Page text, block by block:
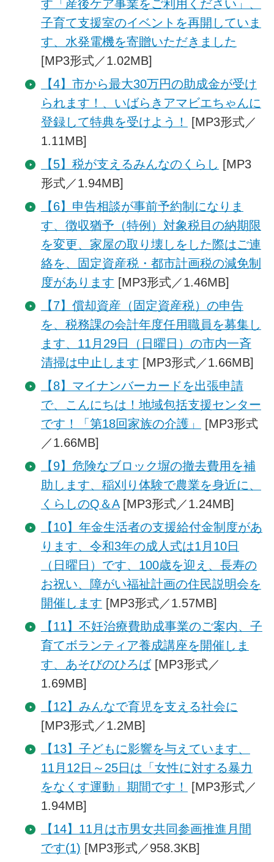
す「産後ケア事業をご利用ください」、
子育て支援室のイベントを再開していま
す、水発電機を寄贈いただきました
[MP3形式／1.02MB]
【4】市から最大30万円の助成金が受け
られます！、いばらきアマビエちゃんに
登録して特典を受けよう！
[MP3形式／
1.11MB]
【5】税が支えるみんなのくらし [MP3
形式／1.94MB]
【6】申告相談が事前予約制になりま
す、徴収猶予（特例）対象税目の納期限
を変更、家屋の取り壊しをした際はご連
絡を、固定資産税・都市計画税の減免制
度があります [MP3形式／1.46MB]
【7】償却資産（固定資産税）の申告
を、税務課の会計年度任用職員を募集し
ます、11月29日（日曜日）の市内一斉
清掃は中止します [MP3形式／1.66MB]
【8】マイナンバーカードを出張申請
で、こんにちは！地域包括支援センター
です！「第18回家族の介護」
[MP3形式
／1.66MB]
【9】危険なブロック塀の撤去費用を補
助します、稲刈り体験で農業を身近に、
くらしのQ＆A[MP3形式／1.24MB]
【10】年金生活者の支援給付金制度があ
ります、令和3年の成人式は1月10日
（日曜日）です、100歳を迎え、長寿の
お祝い、障がい福祉計画の住民説明会を
開催します [MP3形式／1.57MB]
【11】不妊治療費助成事業のご案内、子
育てボランティア養成講座を開催しま
す、あそびのひろば[MP3形式／
1.69MB]
【12】みんなで育児を支える社会に
[MP3形式／1.2MB]
【13】子どもに影響を与えています、
11月12日～25日は「女性に対する暴力
をなくす運動」期間です！
[MP3形式／
1.94MB]
【14】11月は市男女共同参画推進月間
です(1) [MP3形式／958.3KB]